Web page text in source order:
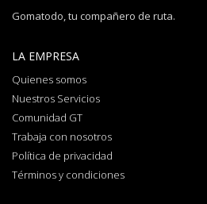
Gomatodo, tu compañero de ruta.
LA EMPRESA
Quienes somos
Nuestros Servicios
Comunidad GT
Trabaja con nosotros
Política de privacidad
Términos y condiciones